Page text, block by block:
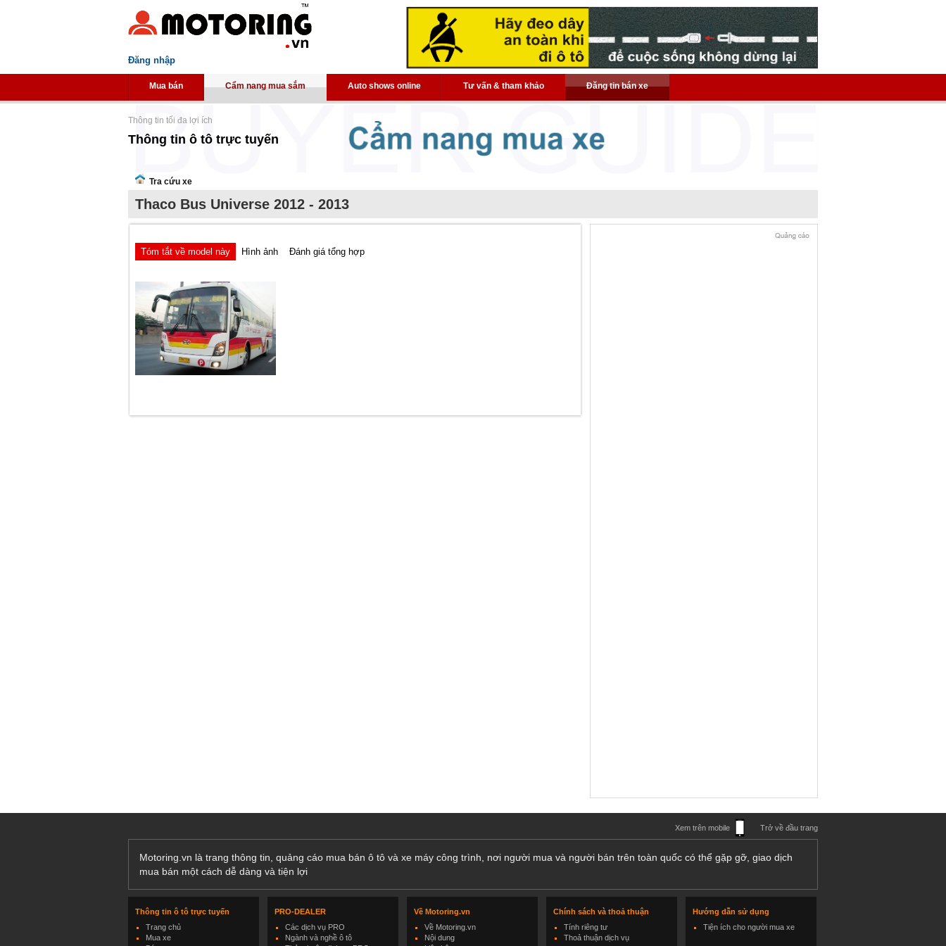
Đăng nhập
Mua bán Cẩm nang mua sắm Auto shows online Tư vấn & tham khảo Đăng tin bán xe
Thông tin tối đa lợi ích
Thông tin ô tô trực tuyến
Tra cứu xe
Thaco Bus Universe 2012 - 2013
Tóm tắt về model này Hình ảnh Đánh giá tổng hợp
Xem trên mobile Trở về đầu trang
Motoring.vn là trang thông tin, quảng cáo mua bán ô tô và xe máy công trình, nơi người mua và người bán trên toàn quốc có thể gặp gỡ, giao dịch
mua bán một cách dễ dàng và tiện lợi
Thông tin ô tô trực tuyến
Trang chủ
Mua xe
PRO-DEALER
Các dịch vụ PRO
Ngành và nghề ô tô
Về Motoring.vn
Về Motoring.vn
Nội dung
Chính sách và thoả thuận
Tính riêng tư
Thoả thuận dịch vụ
Hướng dẫn sử dụng
Tiện ích cho người mua xe